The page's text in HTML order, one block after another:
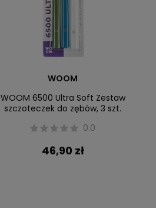
WOOM
WOOM 6500 Ultra Soft Zestaw
szczoteczek do zębów, 3 szt.
0.0
46,90 zł